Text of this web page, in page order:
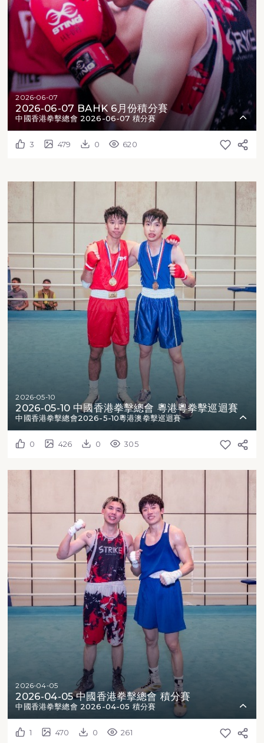
2026-06-07
2026-06-07 BAHK 6月份積分賽
中國香港拳擊總會 2026-06-07 積分賽
3 479 0 620
2026-05-10
2026-05-10 中國香港拳擊總會 粵港粵拳擊巡迴賽
中國香港拳擊總會2026-5-10粵港澳拳擊巡迴賽
0 426 0 305
2026-04-05
2026-04-05 中國香港拳擊總會 積分賽
中國香港拳擊總會 2026-04-05 積分賽
1 470 0 261